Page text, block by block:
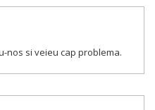
nos si veieu cap problema.